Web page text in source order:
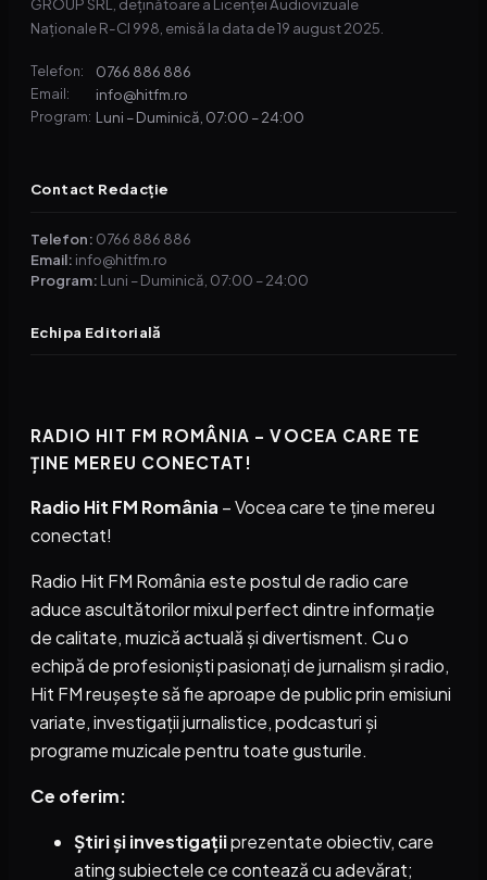
GROUP SRL, deținătoare a Licenței Audiovizuale
Naționale R-CI 998, emisă la data de 19 august 2025.
Telefon: 0766 886 886
Email: info@hitfm.ro
Program: Luni – Duminică, 07:00 – 24:00
Contact Redacție
Telefon: 0766 886 886
Email: info@hitfm.ro
Program: Luni – Duminică, 07:00 – 24:00
Echipa Editorială
RADIO HIT FM ROMÂNIA – VOCEA CARE TE
ȚINE MEREU CONECTAT!
Radio Hit FM România – Vocea care te ține mereu
conectat!
Radio Hit FM România este postul de radio care
aduce ascultătorilor mixul perfect dintre informație
de calitate, muzică actuală și divertisment. Cu o
echipă de profesioniști pasionați de jurnalism și radio,
Hit FM reușește să fie aproape de public prin emisiuni
variate, investigații jurnalistice, podcasturi și
programe muzicale pentru toate gusturile.
Ce oferim:
Știri și investigațiiprezentate obiectiv, care
ating subiectele ce contează cu adevărat;